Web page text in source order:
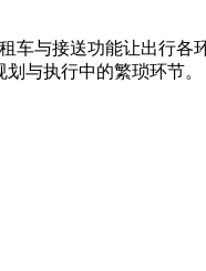
车与接送功能让出行各
与执行中的繁琐环节。